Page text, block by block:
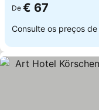
De € 67
Consulte os preços de